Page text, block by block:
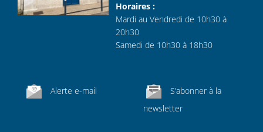
Horaires :
Mardi au Vendredi de 10h30 à
20h30
Samedi de 10h30 à 18h30
Alerte e-mail
S’abonner à la
newsletter